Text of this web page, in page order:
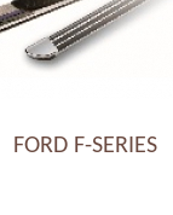
FORD F-SERIES